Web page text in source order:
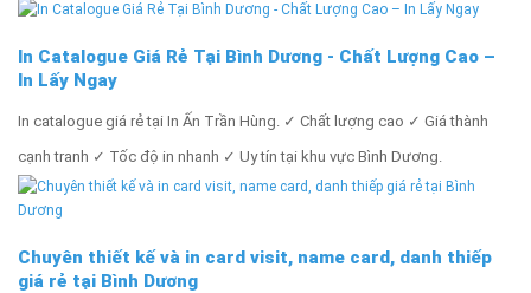
In Catalogue Giá Rẻ Tại Bình Dương - Chất Lượng Cao –
In Lấy Ngay
In catalogue giá rẻ tại In Ấn Trần Hùng. ✓ Chất lượng cao ✓ Giá thành
cạnh tranh ✓ Tốc độ in nhanh ✓ Uy tín tại khu vực Bình Dương.
Chuyên thiết kế và in card visit, name card, danh thiếp
giá rẻ tại Bình Dương